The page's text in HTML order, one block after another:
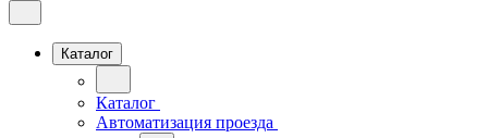
Каталог
Каталог
Автоматизация проезда